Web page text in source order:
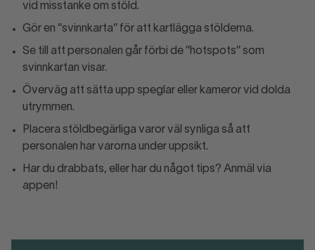
vid misstanke om stöld.
Gör en ”svinnkarta” för att kartlägga stölderna.
Se till att personalen går förbi de ”hotspots” som
svinnkartan visar.
Överväg att sätta upp speglar eller kameror vid dolda
utrymmen.
Placera stöldbegärliga varor väl synliga så att
personalen har varorna under uppsikt.
Har du drabbats, eller har du något tips? Anmäl via
appen!